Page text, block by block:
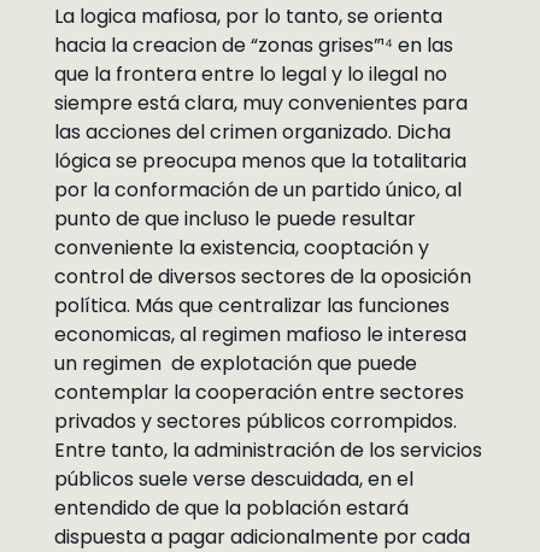
La logica mafiosa, por lo tanto, se orienta
hacia la creacion de “zonas grises”¹⁴ en las
que la frontera entre lo legal y lo ilegal no
siempre está clara, muy convenientes para
las acciones del crimen organizado. Dicha
lógica se preocupa menos que la totalitaria
por la conformación de un partido único, al
punto de que incluso le puede resultar
conveniente la existencia, cooptación y
control de diversos sectores de la oposición
política. Más que centralizar las funciones
economicas, al regimen mafioso le interesa
un regimen de explotación que puede
contemplar la cooperación entre sectores
privados y sectores públicos corrompidos.
Entre tanto, la administración de los servicios
públicos suele verse descuidada, en el
entendido de que la población estará
dispuesta a pagar adicionalmente por cada